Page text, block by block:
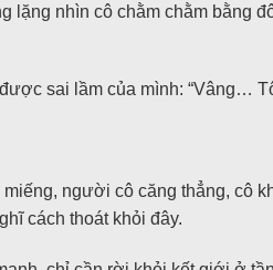
lặng nhìn cô chằm chằm bằng
sai lầm của mình: “Vâng…
người cô căng thẳng, cô
cách thoát khỏi đây.